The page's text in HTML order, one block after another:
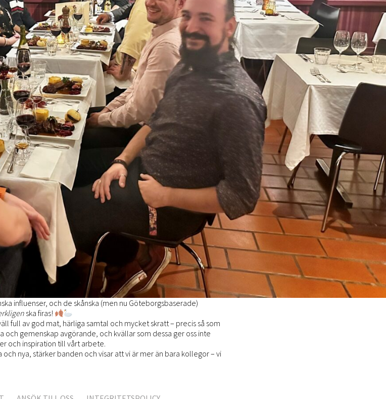
influenser, och de skånska (men nu Göteborgsbaserade)
ska firas!
full av god mat, härliga samtal och mycket skratt – precis så som
och gemenskap avgörande, och kvällar som dessa ger oss inte
och inspiration till vårt arbete.
nya, stärker banden och visar att vi är mer än bara kollegor – vi